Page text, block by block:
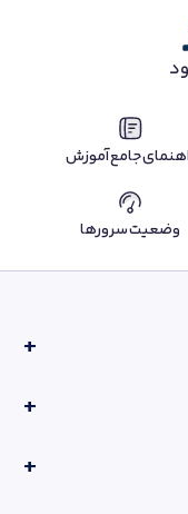
جامع آموزش
وضعیت سرورها